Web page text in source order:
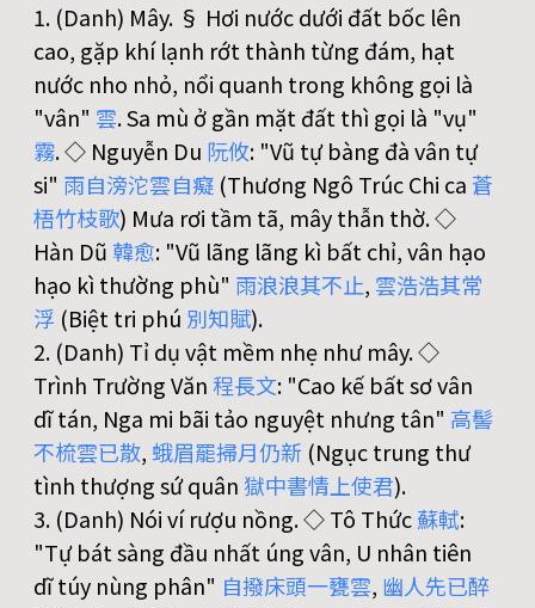
1. (Danh) Mây. § Hơi nước dưới đất bốc lên
cao, gặp khí lạnh rớt thành từng đám, hạt
nước nho nhỏ, nổi quanh trong không gọi là
"vân" 雲. Sa mù ở gần mặt đất thì gọi là "vụ"
霧. ◇ Nguyễn Du 阮攸: "Vũ tự bàng đà vân tự
si" 雨自滂沱雲自癡 (Thương Ngô Trúc Chi ca 蒼
梧竹枝歌) Mưa rơi tầm tã, mây thẫn thờ. ◇
Hàn Dũ韓愈: "Vũ lãng lãng kì bất chỉ, vân hạo
hạo kì thường phù" 雨浪浪其不止, 雲浩浩其常
浮 (Biệt tri phú 別知賦).
2. (Danh) Tỉ dụ vật mềm nhẹ như mây. ◇
Trình Trường Văn程長文: "Cao kế bất sơ vân
dĩ tán, Nga mi bãi tảo nguyệt nhưng tân" 高髻
不梳雲已散,蛾眉罷掃月仍新 (Ngục trung thư
tình thượng sứ quân 獄中書情 上使君).
3. (Danh) Nói ví rượu nồng. ◇ Tô Thức蘇軾:
"Tự bát sàng đầu nhất úng vân, U nhân tiên
dĩ túy nùng phân" 自撥床頭一甕雲, 幽人先已醉